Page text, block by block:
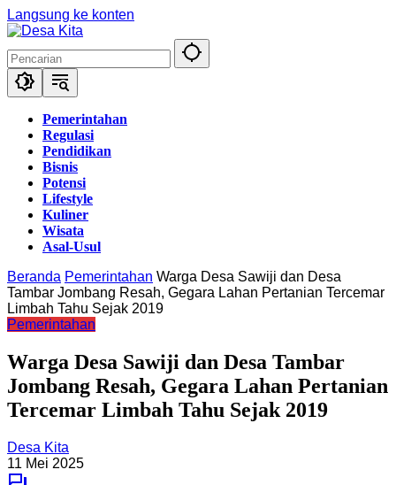
Langsung ke konten
Pemerintahan
Regulasi
Pendidikan
Bisnis
Potensi
Lifestyle
Kuliner
Wisata
Asal-Usul
Beranda Pemerintahan Warga Desa Sawiji dan Desa
Tambar Jombang Resah, Gegara Lahan Pertanian Tercemar
Limbah Tahu Sejak 2019
Pemerintahan
Warga Desa Sawiji dan Desa Tambar
Jombang Resah, Gegara Lahan Pertanian
Tercemar Limbah Tahu Sejak 2019
Desa Kita
11 Mei 2025